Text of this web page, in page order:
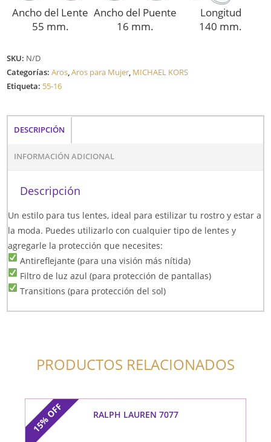
Ancho del Lente
55 mm.
Ancho del Puente
16 mm.
Longitud
140 mm.
SKU: N/D
Categorías:Aros,Aros para Mujer, MICHAEL KORS
Etiqueta: 55-16
DESCRIPCIÓN
INFORMACIÓN ADICIONAL
Descripción
Un estilo para tus lentes, ideal para estilizar tu rostro y estar a
la moda. Puedes utilizarlo con cualquier tipo de lentes y
agregarle la protección que necesites:
Antireflejante (para una visión más nítida)
Filtro de luz azul (para protección de pantallas)
Transitions (para protección del sol)
PRODUCTOS RELACIONADOS
15%
OFF RALPH LAUREN 7077